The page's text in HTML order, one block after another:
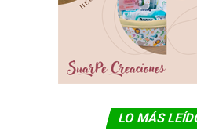
LO MÁS